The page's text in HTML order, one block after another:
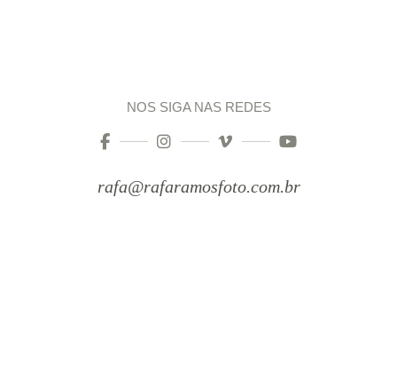
NOS SIGA NAS REDES
rafa@rafaramosfoto.com.br